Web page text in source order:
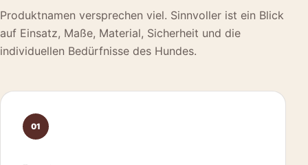
Produktnamen versprechen viel. Sinnvoller ist ein Blick
auf Einsatz, Maße, Material, Sicherheit und die
individuellen Bedürfnisse des Hundes.
01